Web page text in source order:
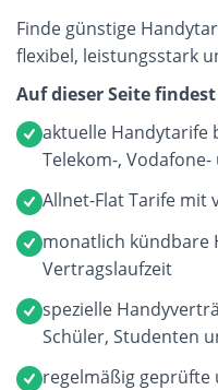
Finde günstige
flexibel, leistungsstark
Auf dieser Seite
aktuelle Handytarife
Telekom-,
Allnet-Flat Tarife mit
monatlich kündbare
Vertragslaufzeit
spezielle
Schüler, Studenten
regelmäßig